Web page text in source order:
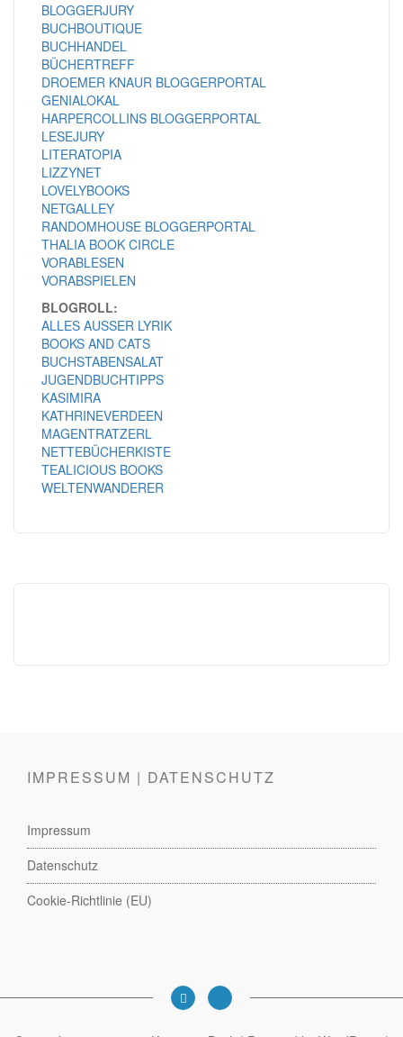
BLOGGERJURY
BUCHBOUTIQUE
BUCHHANDEL
BÜCHERTREFF
DROEMER KNAUR BLOGGERPORTAL
GENIALOKAL
HARPERCOLLINS BLOGGERPORTAL
LESEJURY
LITERATOPIA
LIZZYNET
LOVELYBOOKS
NETGALLEY
RANDOMHOUSE BLOGGERPORTAL
THALIA BOOK CIRCLE
VORABLESEN
VORABSPIELEN
BLOGROLL:
ALLES AUSSER LYRIK
BOOKS AND CATS
BUCHSTABENSALAT
JUGENDBUCHTIPPS
KASIMIRA
KATHRINEVERDEEN
MAGENTRATZERL
NETTEBÜCHERKISTE
TEALICIOUS BOOKS
WELTENWANDERER
IMPRESSUM | DATENSCHUTZ
Impressum
Datenschutz
Cookie-Richtlinie (EU)